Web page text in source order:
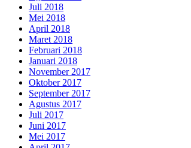
Juli 2018
Mei 2018
April 2018
Maret 2018
Februari 2018
Januari 2018
November 2017
Oktober 2017
September 2017
Agustus 2017
Juli 2017
Juni 2017
Mei 2017